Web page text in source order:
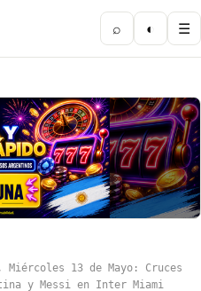
⌕ ◐ ☰
13 de Mayo: Cruces
y Messi en Inter Miami